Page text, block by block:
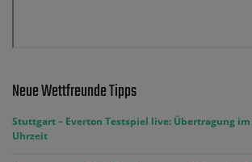
Neue Wettfreunde Tipps
Stuttgart – Everton Testspiel live: Übertragung im
Uhrzeit